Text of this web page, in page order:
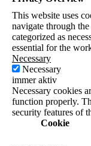
This website uses
navigate through
categorized as
essential for the
Necessary
Necessary
immer aktiv
Necessary cookies
function properly.
security features of
Cookie